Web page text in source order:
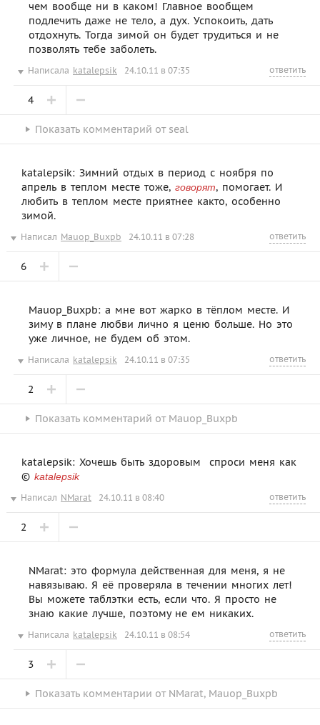
чем вообще ни в каком! Главное вообщем
подлечить даже не тело, а дух. Успокоить, дать
отдохнуть. Тогда зимой он будет трудиться и не
позволять тебе заболеть.
Написала katalepsik 24.10.11 в 07:35 ответить
4
Показать комментарий от seal
katalepsik: Зимний отдых в период с ноября по
апрель в теплом месте тоже, говорят, помогает. И
любить в теплом месте приятнее както, особенно
зимой.
Написал Mauop_Buxpb 24.10.11 в 07:28 ответить
6
Mauop_Buxpb: а мне вот жарко в тёплом месте. И
зиму в плане любви лично я ценю больше. Но это
уже личное, не будем об этом.
Написала katalepsik 24.10.11 в 07:35 ответить
2
Показать комментарий от Mauop_Buxpb
katalepsik: Хочешь быть здоровым  спроси меня как
© katalepsik
Написал NMarat 24.10.11 в 08:40 ответить
2
NMarat: это формула действенная для меня, я не
навязываю. Я её проверяла в течении многих лет!
Вы можете таблэтки есть, если что. Я просто не
знаю какие лучше, поэтому не ем никаких.
Написала katalepsik 24.10.11 в 08:54 ответить
3
Показать комментарии от NMarat, Mauop_Buxpb